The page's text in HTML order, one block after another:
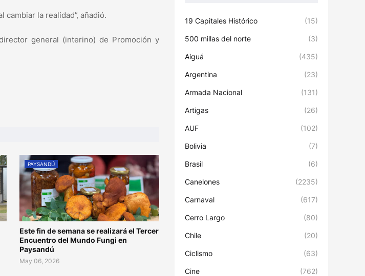
cambiar la realidad”, añadió.
general (interino) de Promoción y
PAYSANDÚ
Este fin de semana se realizará el Tercer
Encuentro del Mundo Fungi en
Paysandú
May 06, 2026
19 Capitales Histórico (15)
500 millas del norte (3)
Aiguá (435)
Argentina (23)
Armada Nacional (131)
Artigas (26)
AUF (102)
Bolivia (7)
Brasil (6)
Canelones (2235)
Carnaval (617)
Cerro Largo (80)
Chile (20)
Ciclismo (63)
Cine (762)